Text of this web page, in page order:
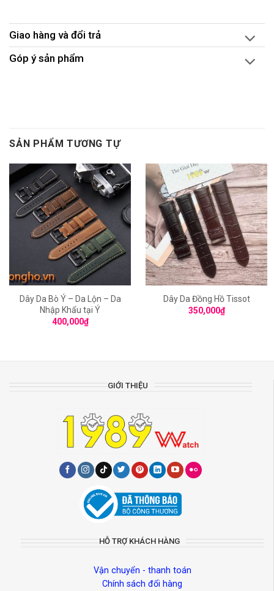
Giao hàng và đổi trả
Góp ý sản phẩm
SẢN PHẨM TƯƠNG TỰ
Dây Da Bò Ý – Da Lộn – Da
Nhập Khẩu tại Ý
400,000₫
Dây Da Đồng Hồ Tissot
350,000₫
GIỚI THIỆU
HỖ TRỢ KHÁCH HÀNG
Vận chuyển - thanh toán
Chính sách đổi hàng